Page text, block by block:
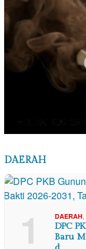
DAERAH
1 DAERAH
DPC
Baru